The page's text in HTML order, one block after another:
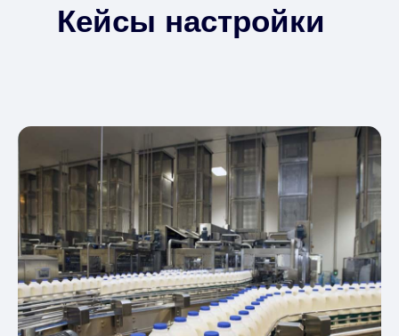
Кейсы настройки
Честный знак